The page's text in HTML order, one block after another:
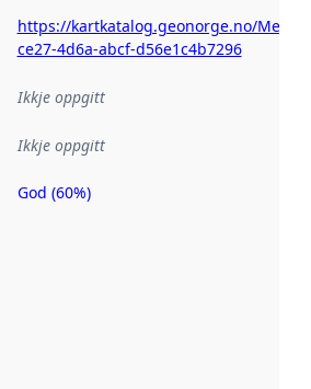
https://kartkatalog.geonorge.no/
ce27-4d6a-abcf-d56e1c4b7296
Ikkje oppgitt
Ikkje oppgitt
Metadatakvalitet
God (60%)